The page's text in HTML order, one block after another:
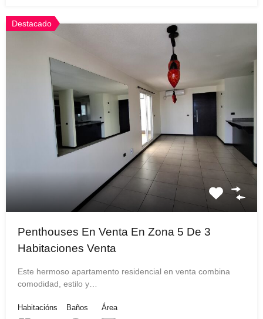
Destacado
Penthouses En Venta En Zona 5 De 3
Habitaciones Venta
Este hermoso apartamento residencial en venta combina
comodidad, estilo y…
Habitacións
Baños
Área